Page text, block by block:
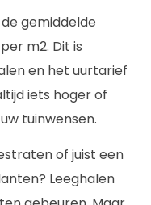
gemiddelde
m2. Dit is
en het uurtarief
iets hoger of
tuinwensen.
of juist een
Leeghalen